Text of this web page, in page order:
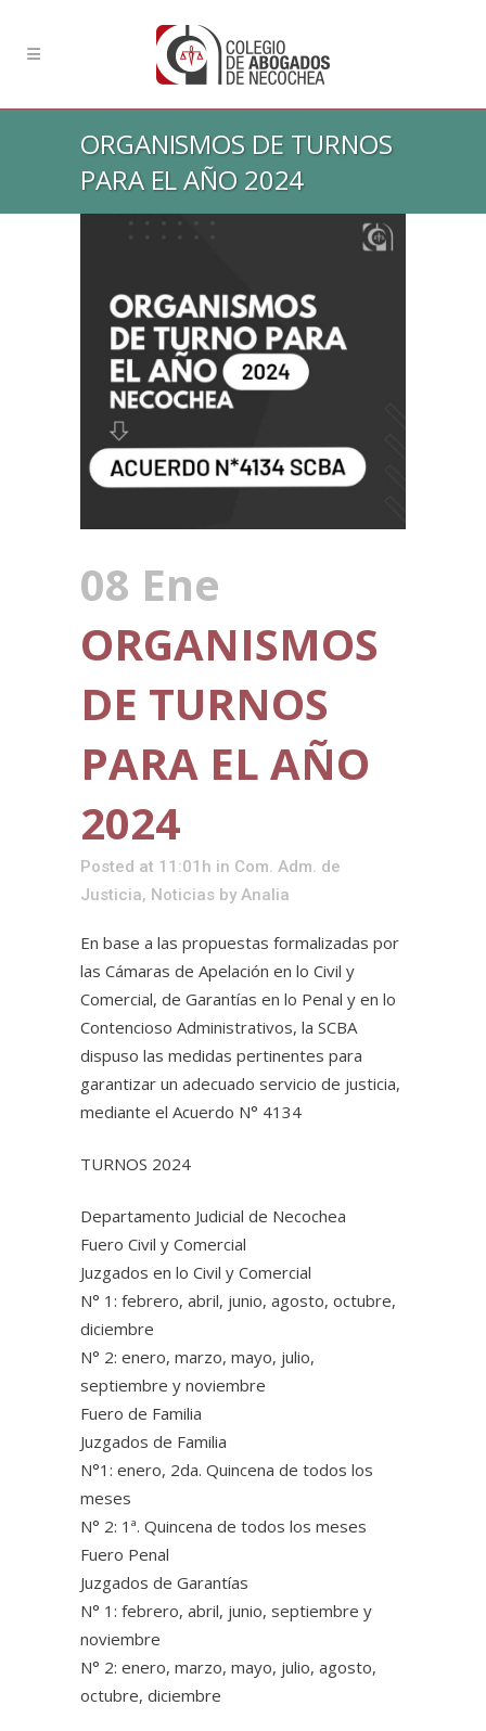
ORGANISMOS DE TURNOS
PARA EL AÑO 2024
08 Ene
ORGANISMOS
DE TURNOS
PARA EL AÑO
2024
Posted at 11:01h in Com. Adm. de
Justicia, Noticias by Analia
En base a las propuestas formalizadas por
las Cámaras de Apelación en lo Civil y
Comercial, de Garantías en lo Penal y en lo
Contencioso Administrativos, la SCBA
dispuso las medidas pertinentes para
garantizar un adecuado servicio de justicia,
mediante el Acuerdo N° 4134
TURNOS 2024
Departamento Judicial de Necochea
Fuero Civil y Comercial
Juzgados en lo Civil y Comercial
N° 1: febrero, abril, junio, agosto, octubre,
diciembre
N° 2: enero, marzo, mayo, julio,
septiembre y noviembre
Fuero de Familia
Juzgados de Familia
N°1: enero, 2da. Quincena de todos los
meses
N° 2: 1ª. Quincena de todos los meses
Fuero Penal
Juzgados de Garantías
N° 1: febrero, abril, junio, septiembre y
noviembre
N° 2: enero, marzo, mayo, julio, agosto,
octubre, diciembre